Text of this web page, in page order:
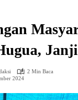
2 Min Baca
2024